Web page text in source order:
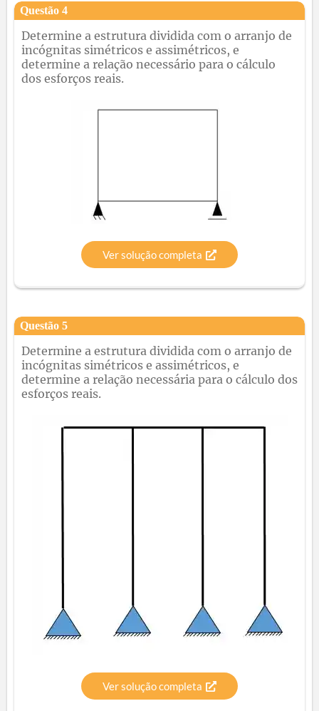
Questão 4
Determine a estrutura dividida com o arranjo de
incógnitas simétricos e assimétricos, e
determine a relação necessário para o cálculo
dos esforços reais.
Ver solução completa
Questão 5
Determine a estrutura dividida com o arranjo de
incógnitas simétricos e assimétricos, e
determine a relação necessária para o cálculo dos
esforços reais.
Ver solução completa